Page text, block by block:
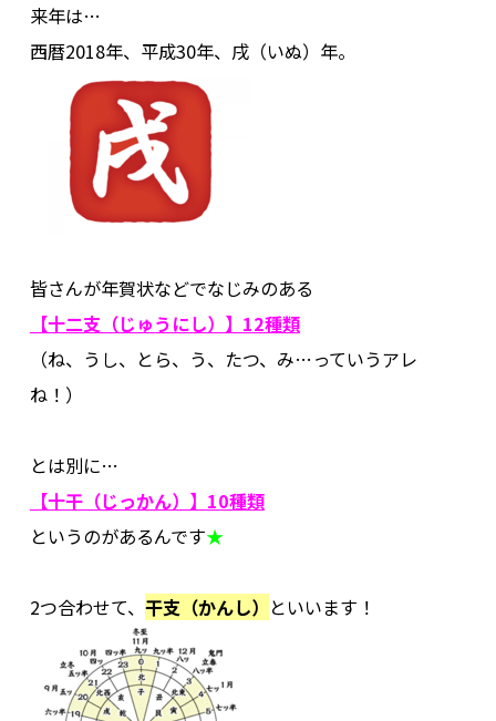
入学案内
資格・就職
その他
来年は…
西暦2018年、平成30年、戌（いぬ）年。
皆さんが年賀状などでなじみのある
【十二支（じゅうにし）】12種類
（ね、うし、とら、う、たつ、み…っていうアレ
ね！）
とは別に…
【十干（じっかん）】10種類
というのがあるんです★
2つ合わせて、 干支（かんし） といいます！